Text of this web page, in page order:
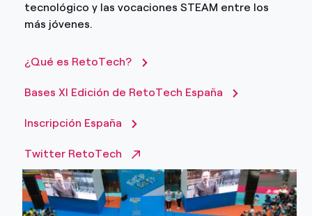
Cultura
tecnológico y las vocaciones STEAM entre los
más jóvenes.
¿Qué es RetoTech?
Bases XI Edición de RetoTech España
Inscripción España
Twitter RetoTech